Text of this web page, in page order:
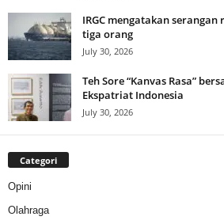
IRGC mengatakan
tiga orang
July 30, 2026
Teh Sore “Kanvas Rasa”
Ekspatriat Indonesia
July 30, 2026
Categori
Opini
Olahraga